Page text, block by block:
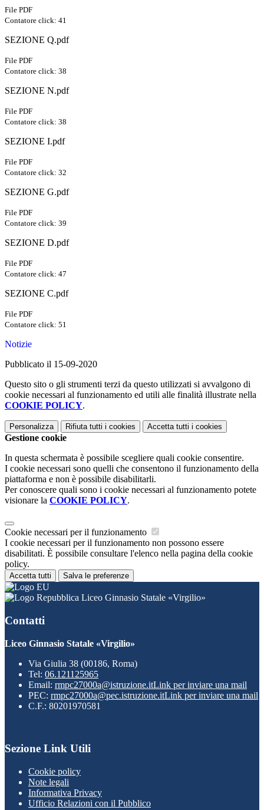
File PDF
Contatore click: 41
SEZIONE Q.pdf
File PDF
Contatore click: 38
SEZIONE N.pdf
File PDF
Contatore click: 38
SEZIONE I.pdf
File PDF
Contatore click: 32
SEZIONE G.pdf
File PDF
Contatore click: 39
SEZIONE D.pdf
File PDF
Contatore click: 47
SEZIONE C.pdf
File PDF
Contatore click: 51
Notizie
Pubblicato il 15-09-2020
Questo sito o gli strumenti terzi da questo utilizzati si avvalgono di
cookie necessari al funzionamento ed utili alle finalità illustrate nella
COOKIE POLICY.
Personalizza Rifiuta tutti i cookies Accetta tutti i cookies
Gestione cookie
In questa schermata è possibile scegliere quali cookie consentire.
I cookie necessari sono quelli che consentono il funzionamento della
piattaforma e non è possibile disabilitarli.
Per conoscere quali sono i cookie necessari al funzionamento potete
visionare la COOKIE POLICY.
Cookie necessari per il funzionamento
I cookie necessari per il funzionamento non possono essere
disabilitati. È possibile consultare l'elenco nella pagina della cookie
policy.
Accetta tutti Salva le preferenze
Liceo Ginnasio Statale «Virgilio»
Contatti
Liceo Ginnasio Statale «Virgilio»
Via Giulia 38 (00186, Roma)
Tel: 06.121125965
Email: rmpc27000a@istruzione.itLink per inviare una mail
PEC: rmpc27000a@pec.istruzione.itLink per inviare una mail
C.F.: 80201970581
Sezione Link Utili
Cookie policy
Note legali
Informativa Privacy
Ufficio Relazioni con il Pubblico